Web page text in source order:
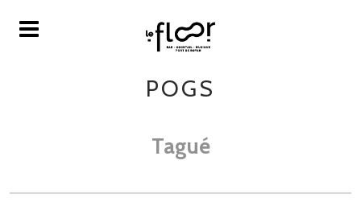
POGS
Tagué